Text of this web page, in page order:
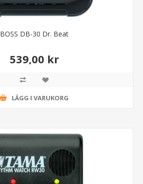
BOSS DB-30 Dr. Beat
539,00 kr
LÄGG I VARUKORG